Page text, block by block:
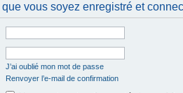
que vous soyez enregistré et
J’ai oublié mon mot de passe
Renvoyer l’e-mail de confirmation